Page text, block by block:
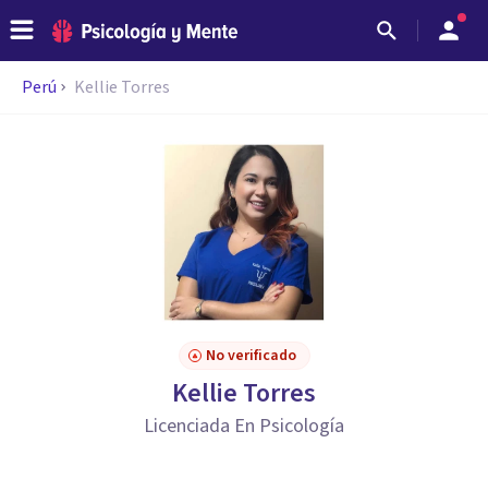
Perú Kellie Torres
No verificado
Kellie Torres
Licenciada En Psicología